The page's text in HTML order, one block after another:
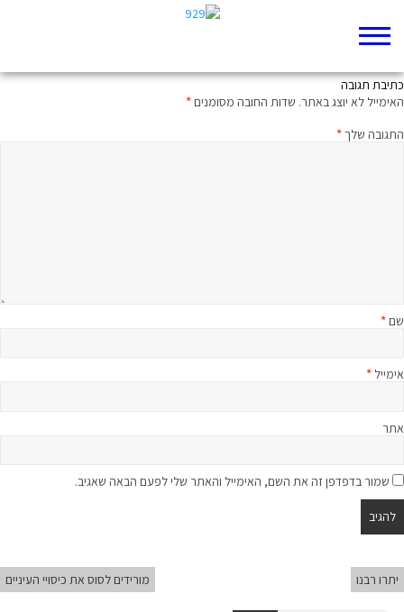
כתיבת תגובה
האימייל לא יוצג באתר. שדות החובה מסומנים*
התגובה שלך*
שם*
אימייל *
אתר
שמור בדפדפן זה את השם, האימייל והאתר שלי לפעם הבאה שאגיב.
יתרו רבנו מורידים לסוס את כיסויי העיניים